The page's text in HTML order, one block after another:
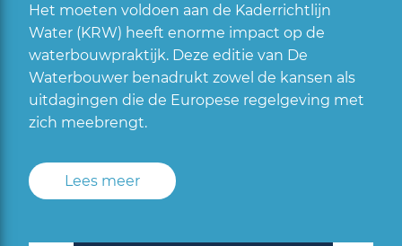
Het moeten voldoen aan de Kaderrichtlijn
Water (KRW) heeft enorme impact op de
waterbouwpraktijk. Deze editie van De
Waterbouwer benadrukt zowel de kansen als
uitdagingen die de Europese regelgeving met
zich meebrengt.
Lees meer